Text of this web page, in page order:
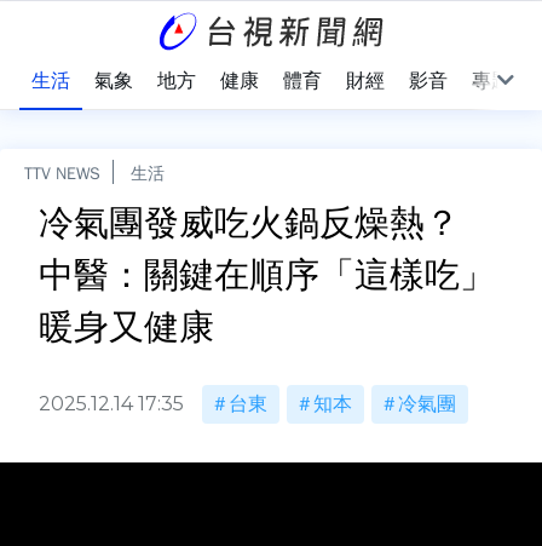
生活 氣象 地方 健康 體育 財經 影音 專題
TTV NEWS 生活
冷氣團發威吃火鍋反燥熱？
中醫：關鍵在順序「這樣吃」
暖身又健康
2025.12.14 17:35 台東 知本 冷氣團